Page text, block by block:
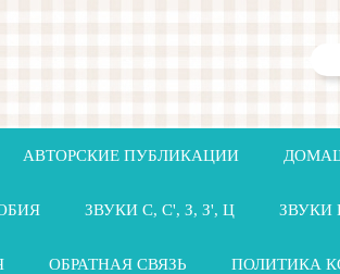
АВТОРСКИЕ ПУБЛИКАЦИИ
ЗВУКИ С, С', З, З', Ц ЗВУКИ
ОБРАТНАЯ СВЯЗЬ ПОЛИТИКА